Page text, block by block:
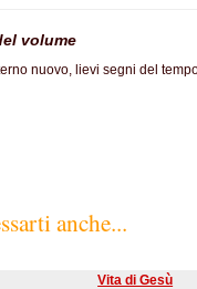
volume
nuovo, lievi segni del
anche...
Vita di Gesù